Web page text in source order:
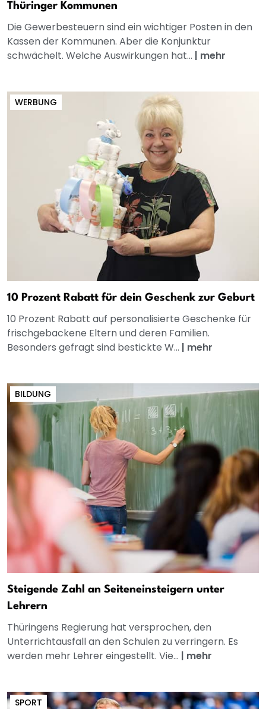
Thüringer Kommunen
Die Gewerbesteuern sind ein wichtiger Posten in den
Kassen der Kommunen. Aber die Konjunktur
schwächelt. Welche Auswirkungen hat... | mehr
WERBUNG
10 Prozent Rabatt für dein Geschenk zur Geburt
10 Prozent Rabatt auf personalisierte Geschenke für
frischgebackene Eltern und deren Familien.
Besonders gefragt sind bestickte W... | mehr
BILDUNG
Steigende Zahl an Seiteneinsteigern unter
Lehrern
Thüringens Regierung hat versprochen, den
Unterrichtausfall an den Schulen zu verringern. Es
werden mehr Lehrer eingestellt. Vie... | mehr
SPORT